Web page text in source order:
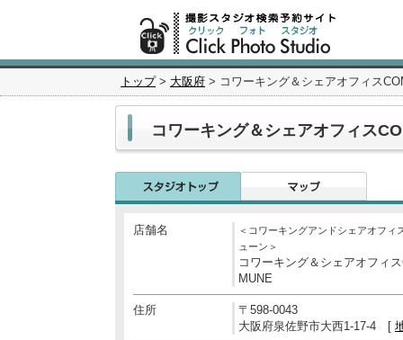
トップ> 大阪府 > コワーキング＆シェアオフィス
コワーキング＆シェアオフィス
店舗名
＜コワーキングアンドシェアオフィ
ューン＞
コワーキング＆シェアオフィ
MUNE
住所
〒598-0043
大阪府泉佐野市大西1-17-4 [